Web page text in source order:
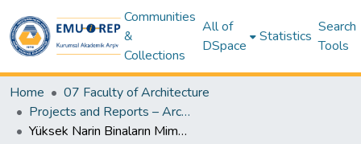
Communities
&
Collections
All of
DSpace
Statistics
Search
Tools
Home
07 Faculty of Architecture
Projects and Reports – Architecture
Yüksek Narin Binaların Mimari Biçimlenme Olanakları